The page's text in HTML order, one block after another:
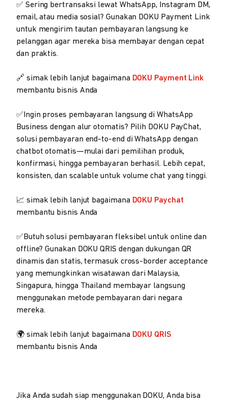
✅ Sering bertransaksi lewat WhatsApp, Instagram DM,
email, atau media sosial? Gunakan DOKU Payment Link
untuk mengirim tautan pembayaran langsung ke
pelanggan agar mereka bisa membayar dengan cepat
dan praktis.
🔗 simak lebih lanjut bagaimana DOKU Payment Link
membantu bisnis Anda
✅Ingin proses pembayaran langsung di WhatsApp
Business dengan alur otomatis? Pilih DOKU PayChat,
solusi pembayaran end-to-end di WhatsApp dengan
chatbot otomatis—mulai dari pemilihan produk,
konfirmasi, hingga pembayaran berhasil. Lebih cepat,
konsisten, dan scalable untuk volume chat yang tinggi.
📈 simak lebih lanjut bagaimana DOKU Paychat
membantu bisnis Anda
✅Butuh solusi pembayaran fleksibel untuk online dan
offline? Gunakan DOKU QRIS dengan dukungan QR
dinamis dan statis, termasuk cross-border acceptance
yang memungkinkan wisatawan dari Malaysia,
Singapura, hingga Thailand membayar langsung
menggunakan metode pembayaran dari negara
mereka.
🌍 simak lebih lanjut bagaimana DOKU QRIS
membantu bisnis Anda
Jika Anda sudah siap menggunakan DOKU, Anda bisa